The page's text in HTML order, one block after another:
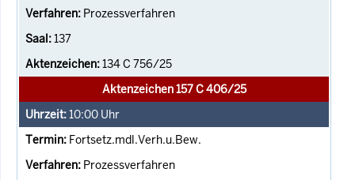
Prozessverfahren
137
134 C 756/25
Aktenzeichen 157 C 406/25
10:00 Uhr
Fortsetz.mdl.Verh.u.Bew.
Prozessverfahren